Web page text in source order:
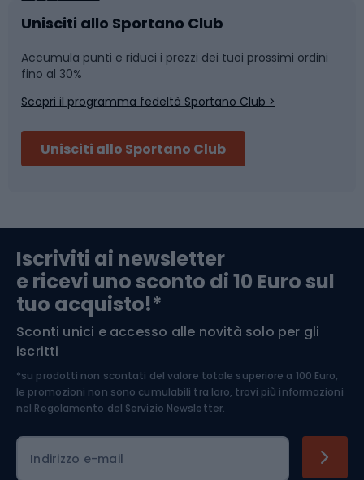
Caschi da ciclismo
Skitouring
Abbigliamento da escursionismo
Nuoto
Pattinaggio
Componenti per biciclette
Arrampicata
Medicina dello sport
Abbigliamento ciclistico
Unisciti allo Sportano Club
Accumula punti e riduci i prezzi dei tuoi prossimi ordini
fino al 30%
Scopri il programma fedeltà Sportano Club >
Unisciti allo Sportano Club
Iscriviti ai newsletter
e ricevi uno sconto di 10 Euro sul
tuo acquisto!*
Sconti unici e accesso alle novità solo per gli
iscritti
*su prodotti non scontati del valore totale superiore a 100 Euro,
le promozioni non sono cumulabili tra loro, trovi più informazioni
nel Regolamento del Servizio Newsletter.
Indirizzo e-mail